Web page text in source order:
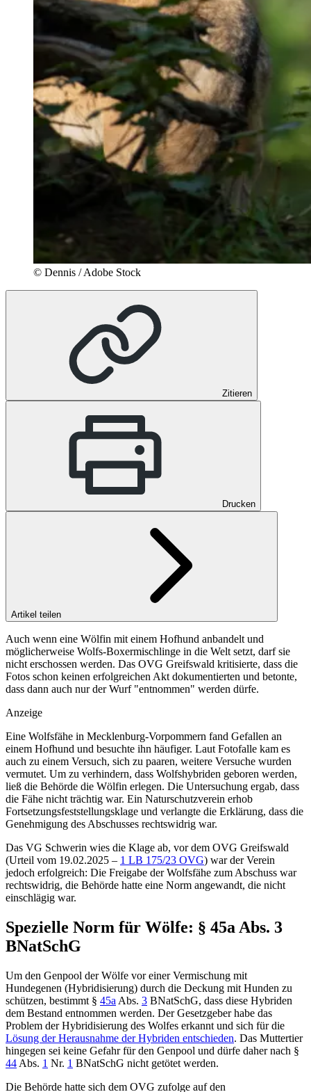
© Dennis / Adobe Stock
Zitieren
Drucken
Artikel teilen
Auch wenn eine Wölfin mit einem Hofhund anbandelt und
möglicherweise Wolfs-Boxermischlinge in die Welt setzt, darf sie
nicht erschossen werden. Das OVG Greifswald kritisierte, dass die
Fotos schon keinen erfolgreichen Akt dokumentierten und betonte,
dass dann auch nur der Wurf "entnommen" werden dürfe.
Anzeige
Eine Wolfsfähe in Mecklenburg-Vorpommern fand Gefallen an
einem Hofhund und besuchte ihn häufiger. Laut Fotofalle kam es
auch zu einem Versuch, sich zu paaren, weitere Versuche wurden
vermutet. Um zu verhindern, dass Wolfshybriden geboren werden,
ließ die Behörde die Wölfin erlegen. Die Untersuchung ergab, dass
die Fähe nicht trächtig war. Ein Naturschutzverein erhob
Fortsetzungsfeststellungsklage und verlangte die Erklärung, dass die
Genehmigung des Abschusses rechtswidrig war.
Das VG Schwerin wies die Klage ab, vor dem OVG Greifswald
(Urteil vom 19.02.2025 – 1 LB 175/23 OVG) war der Verein
jedoch erfolgreich: Die Freigabe der Wolfsfähe zum Abschuss war
rechtswidrig, die Behörde hatte eine Norm angewandt, die nicht
einschlägig war.
Spezielle Norm für Wölfe: § 45a Abs. 3
BNatSchG
Um den Genpool der Wölfe vor einer Vermischung mit
Hundegenen (Hybridisierung) durch die Deckung mit Hunden zu
schützen, bestimmt § 45a Abs. 3 BNatSchG, dass diese Hybriden
dem Bestand entnommen werden. Der Gesetzgeber habe das
Problem der Hybridisierung des Wolfes erkannt und sich für die
Lösung der Herausnahme der Hybriden entschieden. Das Muttertier
hingegen sei keine Gefahr für den Genpool und dürfe daher nach §
44 Abs. 1 Nr. 1 BNatSchG nicht getötet werden.
Die Behörde hatte sich dem OVG zufolge auf den